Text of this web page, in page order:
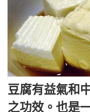
豆腐有益氣和
之功效。也是